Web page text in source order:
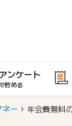
アンケート
貯める
ー 年会費無料